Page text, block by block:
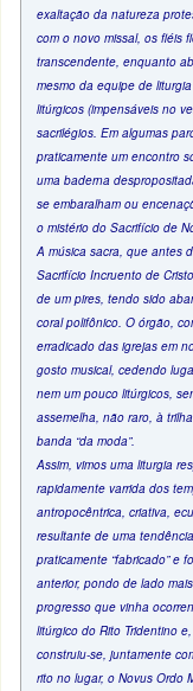
exaltação da natureza
com o novo missal, os fiéis
transcendente, enquanto
mesmo da equipe de
litúrgicos (impensáveis no
sacrilégios. Em algumas
praticamente um encontro
uma baderna
se embaralham ou
o mistério do Sacrifício de
A música sacra, que antes
Sacrifício Incruento de
de um pires, tendo sido
coral polifônico. O órgão,
erradicado das igrejas em
gosto musical, cedendo
nem um pouco litúrgicos,
assemelha, não raro, à
banda “da moda”.
Assim, vimos uma liturgia
rapidamente varrida dos
antropocêntrica, criativa,
resultante de uma
praticamente “fabricado” e
anterior, pondo de lado
progresso que vinha
litúrgico do Rito Tridentino
construiu-se, juntamente
rito no lugar, o Novus Ordo